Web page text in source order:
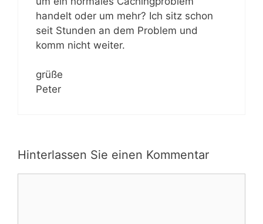
handelt oder um mehr? Ich sitz schon
seit Stunden an dem Problem und
komm nicht weiter.
grüße
Peter
Hinterlassen Sie einen Kommentar